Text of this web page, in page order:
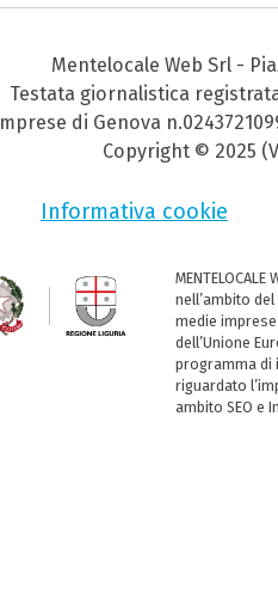
Mentelocale Web Srl -
Testata giornalistica
di Genova
Copyright © 2025
Informativa cookie
nell’ambito
medie
dell’Unione
programma di
riguardato
ambito SEO e